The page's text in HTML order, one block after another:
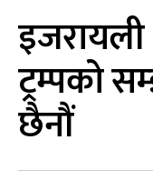
इजरायली
ट्रम्पको
छैनौं